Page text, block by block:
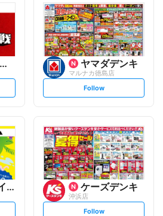
ヤマダデンキ
マルナカ徳島店
s
t
l
o
w
Follow
ココカラファイン ケーズデンキ
沖浜店
s
Follow